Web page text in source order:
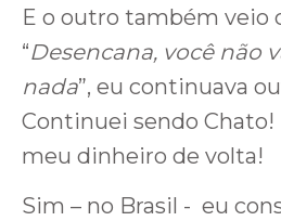
E o outro também veio
“Desencana, você não
nada”, eu continuava
Continuei sendo
meu dinheiro de volta!
Sim – no Brasil - eu